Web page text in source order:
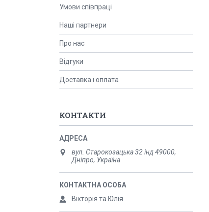
Умови співпраці
Наші партнери
Про нас
Відгуки
Доставка і оплата
КОНТАКТИ
вул. Старокозацька 32 інд 49000,
Дніпро, Україна
Вікторія та Юлія